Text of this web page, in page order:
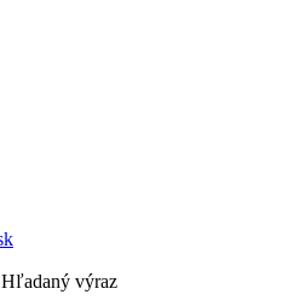
Hľadaný výraz